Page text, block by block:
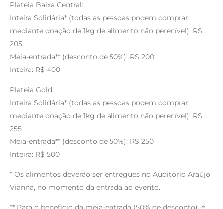
Plateia Baixa Central:
Inteira Solidária* (todas as pessoas podem comprar
mediante doação de 1kg de alimento não perecível): R$
205
Meia-entrada** (desconto de 50%): R$ 200
Inteira: R$ 400
Plateia Gold:
Inteira Solidária* (todas as pessoas podem comprar
mediante doação de 1kg de alimento não perecível): R$
255
Meia-entrada** (desconto de 50%): R$ 250
Inteira: R$ 500
* Os alimentos deverão ser entregues no Auditório Araújo
Vianna, no momento da entrada ao evento.
** Para o benefício da meia-entrada (50% de desconto), é